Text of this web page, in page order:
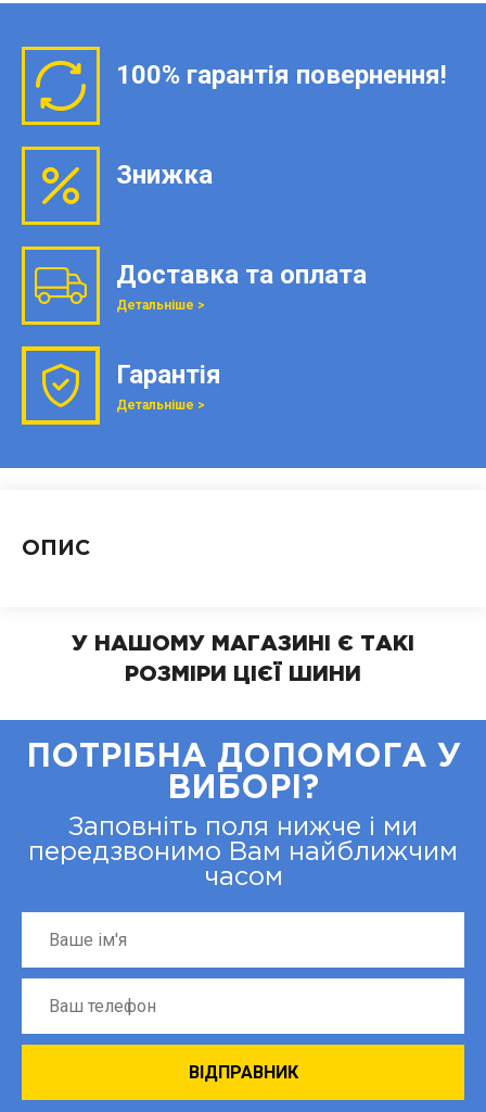
100% гарантія повернення!
Знижка
Доставка та оплата
Детальніше >
Гарантія
Детальніше >
ОПИС
У НАШОМУ МАГАЗИНІ Є ТАКІ
РОЗМІРИ ЦІЄЇ ШИНИ
ПОТРІБНА ДОПОМОГА У
ВИБОРІ?
Заповніть поля нижче і ми
передзвонимо Вам найближчим
часом